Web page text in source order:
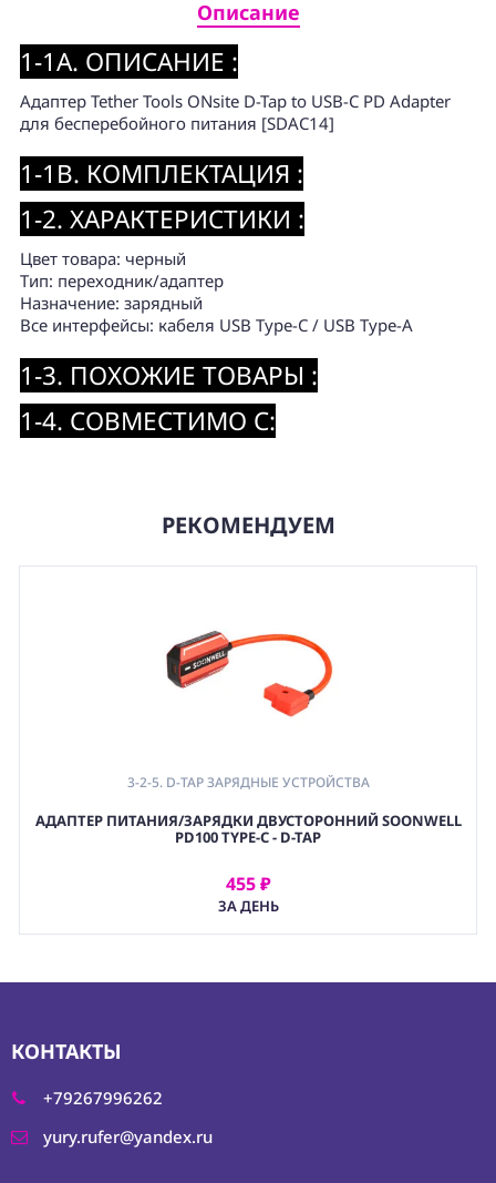
нас
Контакты
Описание
1-1A. ОПИСАНИЕ :
Адаптер Tether Tools ONsite D-Tap to USB-C PD Adapter
для бесперебойного питания [SDAC14]
1-1B. КОМПЛЕКТАЦИЯ :
1-2. ХАРАКТЕРИСТИКИ :
Цвет товара: черный
Тип: переходник/адаптер
Назначение: зарядный
Все интерфейсы: кабеля USB Type-C / USB Type-A
1-3. ПОХОЖИЕ ТОВАРЫ :
1-4. СОВМЕСТИМО С:
РЕКОМЕНДУЕМ
3-2-5. D-TAP ЗАРЯДНЫЕ УСТРОЙСТВА
АДАПТЕР ПИТАНИЯ/ЗАРЯДКИ ДВУСТОРОННИЙ SOONWELL
PD100 TYPE-C - D-TAP
455 ₽
ЗА ДЕНЬ
АРЕНДОВАТЬ
КОНТАКТЫ
+79267996262
yury.rufer@yandex.ru